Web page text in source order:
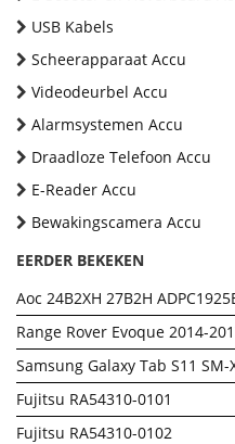
USB Kabels
Scheerapparaat Accu
Videodeurbel Accu
Alarmsystemen Accu
Draadloze Telefoon Accu
E-Reader Accu
Bewakingscamera Accu
EERDER BEKEKEN
Aoc 24B2XH 27B2H
Range Rover Evoque 2014-
Samsung Galaxy Tab S11 SM-
Fujitsu RA54310-0101
Fujitsu RA54310-0102